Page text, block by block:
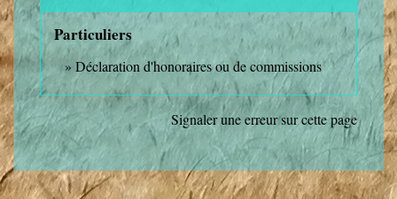
Particuliers
Déclaration d'honoraires ou de commissions
Signaler une erreur sur cette page